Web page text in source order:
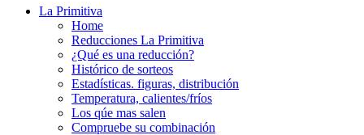
La Primitiva
Home
Reducciones La Primitiva
¿Qué es una reducción?
Histórico de sorteos
Estadísticas. figuras, distribución
Temperatura, calientes/fríos
Los qúe mas salen
Compruebe su combinación